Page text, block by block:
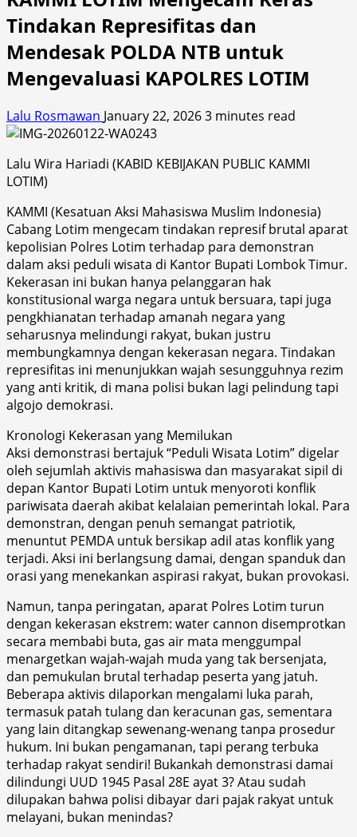
Tindakan Represifitas dan
Mendesak POLDA NTB untuk
Mengevaluasi KAPOLRES LOTIM
Lalu Rosmawan January 22, 20263 minutes read
Lalu Wira Hariadi (KABID KEBIJAKAN PUBLIC KAMMI
LOTIM)
KAMMI (Kesatuan Aksi Mahasiswa Muslim Indonesia)
Cabang Lotim mengecam tindakan represif brutal aparat
kepolisian Polres Lotim terhadap para demonstran
dalam aksi peduli wisata di Kantor Bupati Lombok Timur.
Kekerasan ini bukan hanya pelanggaran hak
konstitusional warga negara untuk bersuara, tapi juga
pengkhianatan terhadap amanah negara yang
seharusnya melindungi rakyat, bukan justru
membungkamnya dengan kekerasan negara. Tindakan
represifitas ini menunjukkan wajah sesungguhnya rezim
yang anti kritik, di mana polisi bukan lagi pelindung tapi
algojo demokrasi.
Kronologi Kekerasan yang Memilukan
Aksi demonstrasi bertajuk “Peduli Wisata Lotim” digelar
oleh sejumlah aktivis mahasiswa dan masyarakat sipil di
depan Kantor Bupati Lotim untuk menyoroti konflik
pariwisata daerah akibat kelalaian pemerintah lokal. Para
demonstran, dengan penuh semangat patriotik,
menuntut PEMDA untuk bersikap adil atas konflik yang
terjadi. Aksi ini berlangsung damai, dengan spanduk dan
orasi yang menekankan aspirasi rakyat, bukan provokasi.
Namun, tanpa peringatan, aparat Polres Lotim turun
dengan kekerasan ekstrem: water cannon disemprotkan
secara membabi buta, gas air mata menggumpal
menargetkan wajah-wajah muda yang tak bersenjata,
dan pemukulan brutal terhadap peserta yang jatuh.
Beberapa aktivis dilaporkan mengalami luka parah,
termasuk patah tulang dan keracunan gas, sementara
yang lain ditangkap sewenang-wenang tanpa prosedur
hukum. Ini bukan pengamanan, tapi perang terbuka
terhadap rakyat sendiri! Bukankah demonstrasi damai
dilindungi UUD 1945 Pasal 28E ayat 3? Atau sudah
dilupakan bahwa polisi dibayar dari pajak rakyat untuk
melayani, bukan menindas?